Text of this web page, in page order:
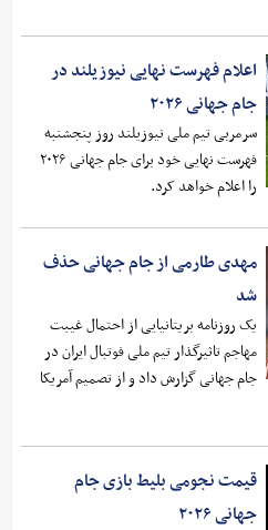
اعلام فهرست نهایی نیوزیلند در
جام جهانی ۲۰۲۶
سرمربی تیم ملی نیوزیلند روز پنجشنبه
فهرست نهایی خود برای جام جهانی ۲۰۲۶
را اعلام خواهد کرد.
مهدی طارمی از جام جهانی حذف
شد
یک روزنامه بریتانیایی از احتمال غیبت
مهاجم تاثیرگذار تیم ملی فوتبال ایران در
جام جهانی گزارش داد و از تصمیم آمریکا
قیمت نجومی بلیط بازی جام
جهانی ۲۰۲۶